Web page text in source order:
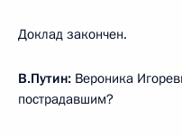
Доклад закончен.
В.Путин: Вероника
пострадавшим?